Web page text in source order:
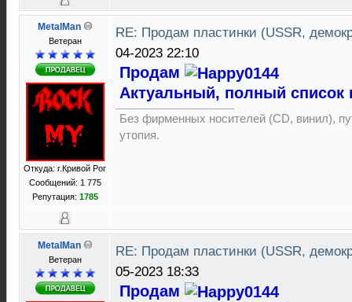
MetalMan
Ветеран
Откуда: г.Кривой Рог
Сообщений: 1 775
Репутация: 1785
RE: Продам пластинки (USSR,
04-2023 22:10
Продам
Актуальный, полный список
Без фирменных носителей (CD, винил),
утопия.
MetalMan
Ветеран
RE: Продам пластинки (USSR,
05-2023 18:33
Продам